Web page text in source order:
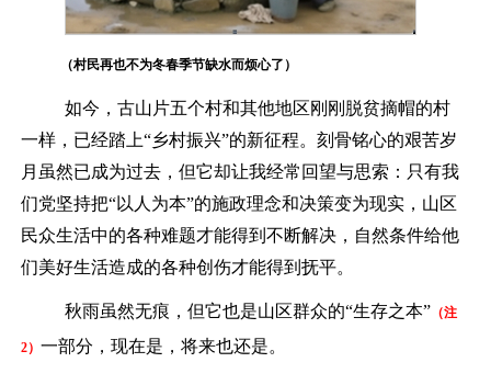
（村民再也不为冬春季节缺水而烦心了）
如今，古山片五个村和其他地区刚刚脱贫摘帽的村
一样，已经踏上“乡村振兴”的新征程。刻骨铭心的艰苦岁
月虽然已成为过去，但它却让我经常回望与思索：只有我
们党坚持把“以人为本”的施政理念和决策变为现实，山区
民众生活中的各种难题才能得到不断解决，自然条件给他
们美好生活造成的各种创伤才能得到抚平。
秋雨虽然无痕，但它也是山区群众的“生存之本” （注
2）一部分，现在是，将来也还是。